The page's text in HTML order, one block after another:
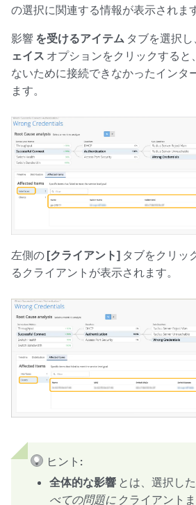
の選択に関連する情報が表示されま
影響 を受けるアイテム タブを選択
ェイス オプションをクリックすると
ないために接続できなかったインタ
ます。
左側の [クライアント] タブをクリッ
るクライアントが表示されます。
ヒント:
全体的な影響 とは、選択し
べての問題に クライアント